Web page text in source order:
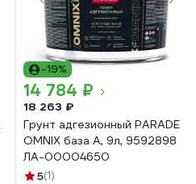
-19%
14 784 ₽
18 263 ₽
Грунт адгезионный PARADE
OMNIX база А, 9л, 9592898
ЛА-00004650
5(1)